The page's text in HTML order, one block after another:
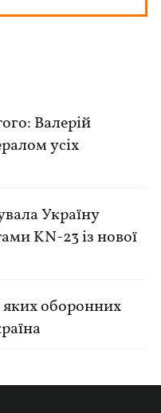
Валерій
усіх
Україну
KN-23 із нової
оборонних